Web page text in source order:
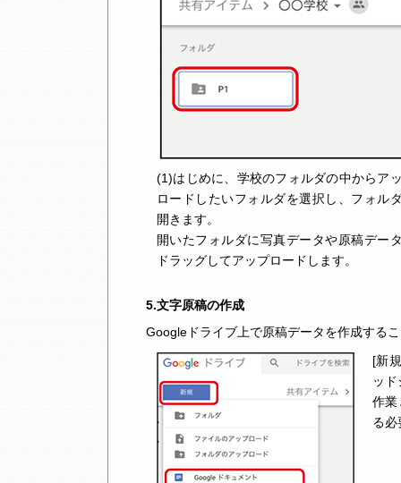
5.文字原稿の作成
(1)はじめに、学校のフォルダの中からア
ロードしたいフォルダを選択し、フォル
開きます。
開いたフォルダに写真データや原稿デー
ドラッグしてアップロードします。
[新
ッ
作業
る必
Googleドライブ上で原稿データを作成する